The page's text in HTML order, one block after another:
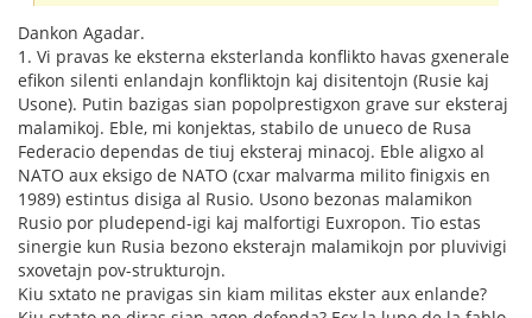
Dankon Agadar.
1. Vi pravas ke eksterna eksterlanda konflikto havas gxenerale
efikon silenti enlandajn konfliktojn kaj disitentojn (Rusie kaj
Usone). Putin bazigas sian popolprestigxon grave sur eksteraj
malamikoj. Eble, mi konjektas, stabilo de unueco de Rusa
Federacio dependas de tiuj eksteraj minacoj. Eble aligxo al
NATO aux eksigo de NATO (cxar malvarma milito finigxis en
1989) estintus disiga al Rusio. Usono bezonas malamikon
Rusio por pludepend-igi kaj malfortigi Euxropon. Tio estas
sinergie kun Rusia bezono eksterajn malamikojn por pluvivigi
sxovetajn pov-strukturojn.
Kiu sxtato ne pravigas sin kiam militas ekster aux enlande?